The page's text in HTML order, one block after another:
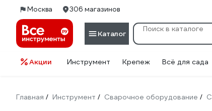
Москва 306 магазинов
Каталог
Акции Инструмент Крепеж Всё для сада
Главная / Инструмент / Сварочное оборудование /